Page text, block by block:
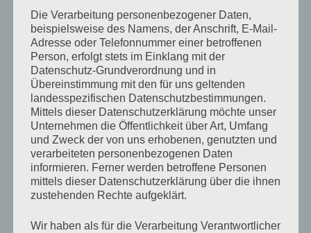
Reich, regional ungleichen Lebensverhältnissen sowie
fehlenden Bildungs- und Aufstiegschancen
diagnostiziert.
„Kontrovers:
aus
dem
FGZ
„Neue
Konfliktlinien:
Polarisiert
Deutschland?““
weiterlesen
AKTUELLES VIDEO
YouTubeist deaktiviert. ✓ Zulassen
Die Verarbeitung personenbezogener Daten,
beispielsweise des Namens, der Anschrift, E-Mail-
Adresse oder Telefonnummer einer betroffenen
Person, erfolgt stets im Einklang mit der
Datenschutz-Grundverordnung und in
Übereinstimmung mit den für uns geltenden
landesspezifischen Datenschutzbestimmungen.
Mittels dieser Datenschutzerklärung möchte unser
Unternehmen die Öffentlichkeit über Art, Umfang
und Zweck der von uns erhobenen, genutzten und
verarbeiteten personenbezogenen Daten
informieren. Ferner werden betroffene Personen
mittels dieser Datenschutzerklärung über die ihnen
zustehenden Rechte aufgeklärt.
Wir haben als für die Verarbeitung Verantwortlicher